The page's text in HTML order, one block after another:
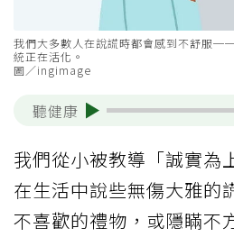
我們大多數人在說謊時都會感到不舒服
統正在活化。
圖／ingimage
聽健康
我們從小被教導「誠實為
在生活中說些無傷大雅的
不喜歡的禮物，或隱瞞不